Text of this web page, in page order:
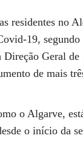
residentes no
19,
Direção Geral de
de mais
o Algarve,
o início da